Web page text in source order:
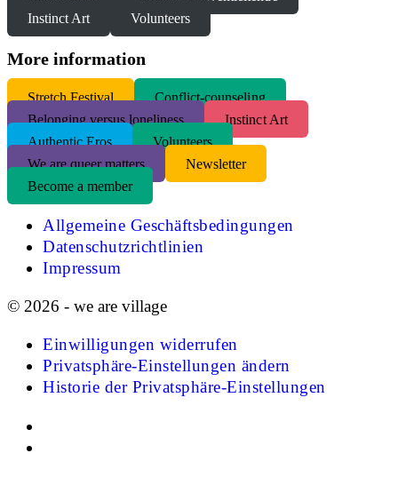
Instinct Art
Volunteers
More information
Stretch Festival
Conflict-counseling
Belonging versus loneliness
Instinct Art
Authentic Eros
Volunteers
We are queer matters
Newsletter
Become a member
Allgemeine Geschäftsbedingungen
Datenschutzrichtlinien
Impressum
© 2026 - we are village
Einwilligungen widerrufen
Privatsphäre-Einstellungen ändern
Historie der Privatsphäre-Einstellungen